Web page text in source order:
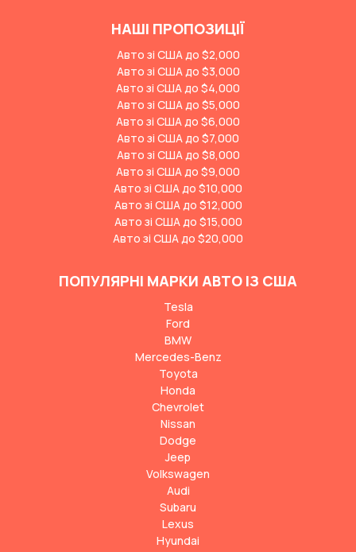
НАШІ ПРОПОЗИЦІЇ
Авто зі США до $2,000
Авто зі США до $3,000
Авто зі США до $4,000
Авто зі США до $5,000
Авто зі США до $6,000
Авто зі США до $7,000
Авто зі США до $8,000
Авто зі США до $9,000
Авто зі США до $10,000
Авто зі США до $12,000
Авто зі США до $15,000
Авто зі США до $20,000
ПОПУЛЯРНІ МАРКИ АВТО ІЗ США
Tesla
Ford
BMW
Mercedes-Benz
Toyota
Honda
Chevrolet
Nissan
Dodge
Jeep
Volkswagen
Audi
Subaru
Lexus
Hyundai